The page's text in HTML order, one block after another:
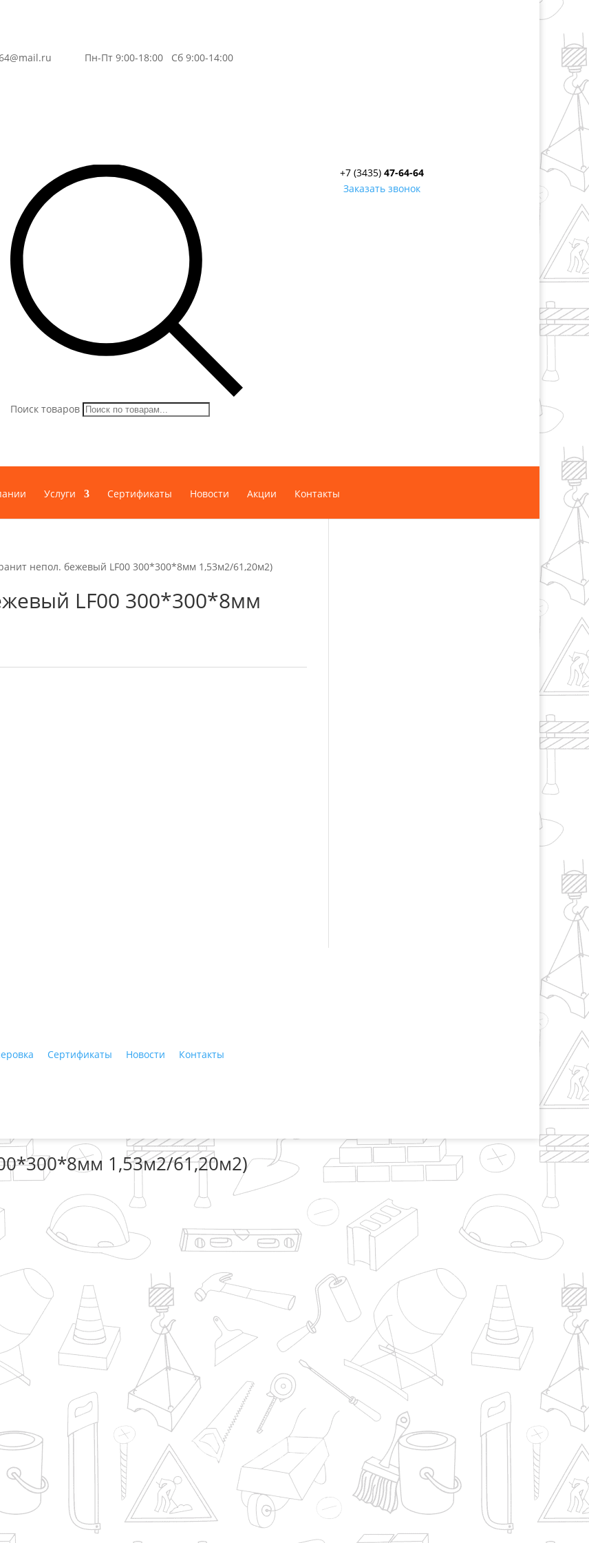
Пн-Пт 9:00-18:00 Сб 9:00-14:00
Поиск товаров
+7 (3435) 47-64-64
Заказать звонок
Услуги Сертификаты Новости Акции Контакты
непол. бежевый LF00 300*300*8мм 1,53м2/61,20м2)
LF00 300*300*8мм
Сертификаты Новости Контакты
1,53м2/61,20м2)